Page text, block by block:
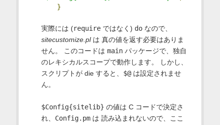
}
実際には (requireではなく) doなので、
sitecustomize.plは 真の値を返す必要はありま
せん。 このコードは mainパッケージで、独自
のレキシカルスコープで動作します。 しかし、
スクリプトが die すると、 $@は設定されませ
ん。
$Config{sitelib} の値は C コードで決定さ
れ、 Config.pmは 読み込まれないので、ここ